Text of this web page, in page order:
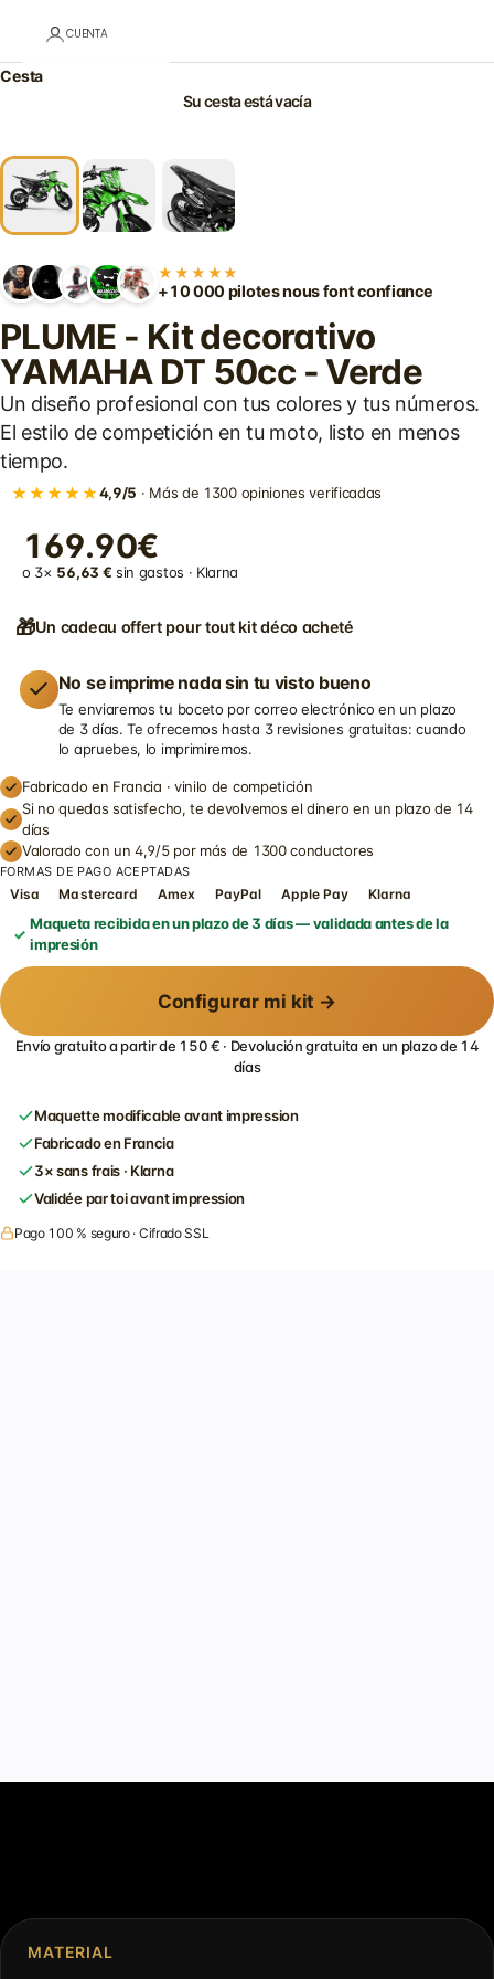
CUENTA
Cesta
Su cesta está vacía
★★★★★
+10 000 pilotes nous font confiance
PLUME - Kit decorativo
YAMAHA DT 50cc - Verde
Un diseño profesional con tus colores y tus números.
El estilo de competición en tu moto, listo en menos
tiempo.
★★★★★4,9/5 · Más de 1300 opiniones verificadas
169.90€
o 3× 56,63 € sin gastos · Klarna
🎁Un cadeau offert pour tout kit déco acheté
No se imprime nada sin tu visto bueno
Te enviaremos tu boceto por correo electrónico en un plazo
de 3 días. Te ofrecemos hasta 3 revisiones gratuitas: cuando
lo apruebes, lo imprimiremos.
Fabricado en Francia · vinilo de competición
Si no quedas satisfecho, te devolvemos el dinero en un plazo de 14
días
Valorado con un 4,9/5 por más de 1300 conductores
FORMAS DE PAGO ACEPTADAS
Visa Mastercard Amex PayPal Apple Pay Klarna
Maqueta recibida en un plazo de 3 días — validada antes de la
impresión
Configurar mi kit →
Envío gratuito a partir de 150 € · Devolución gratuita en un plazo de 14
días
Maquette modificable avant impression
Fabricado en Francia
3× sans frais · Klarna
Validée par toi avant impression
Pago 100 % seguro · Cifrado SSL
MATERIAL